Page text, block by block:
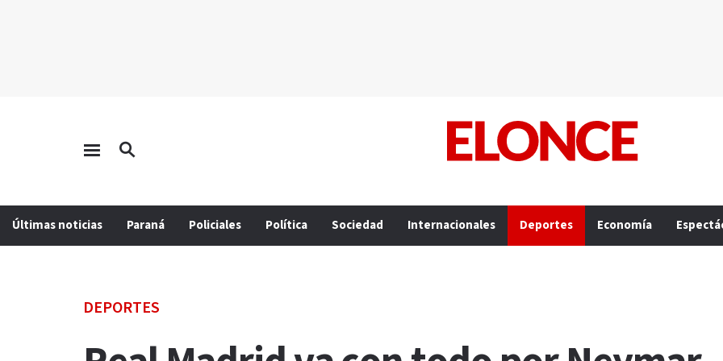
Últimas noticias Paraná Policiales Política Sociedad Internacionales Deportes Economía
DEPORTES